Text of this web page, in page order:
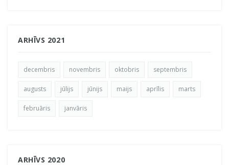
ARHĪVS 2021
decembris novembris oktobris septembris
augusts jūlijs jūnijs maijs aprīlis marts
februāris janvāris
ARHĪVS 2020